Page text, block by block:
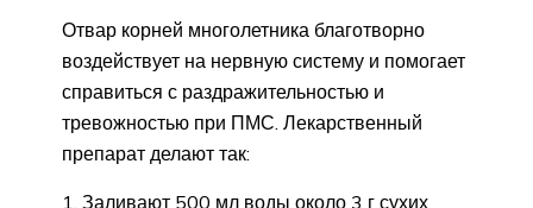
Отвар корней многолетника благотворно
воздействует на нервную систему и помогает
справиться с раздражительностью и
тревожностью при ПМС. Лекарственный
препарат делают так:
Заливают 500 мл воды около 3 г сухих